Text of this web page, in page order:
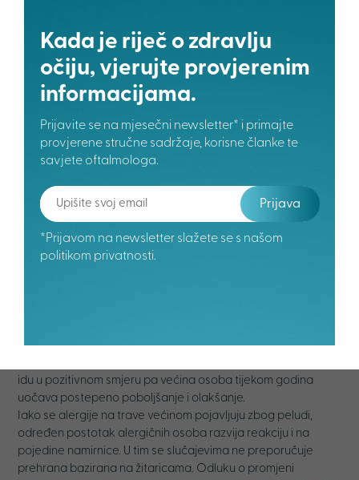
Savjetujemo šetnje nakon kiše jer je tada koncentracija
peludi niska.
Adekvatna terapija antialergijskim lijekovima kao što su
oralni antihistaminici te dekongestivi, riješit će alergijske
manifestacije za nekoliko dana. No to svejedno ne znači da
smijete imati kontakt s alergenima.
U pravilu, period od 10 do 14 dana bit će dovoljan za
prevladavanje svih simptoma. Naravno, pod uvjetom da se
trudite što manje boraviti u područjima u kojima prevladavaju
alergeni. Najgora je početna akutna faza koja se javlja u
dobra je vijest da se njezinintenzitet i trajanje mijenjaju
idu u pozitivnom smjeru pa većina osoba tijekom godina
uočava postepeno poboljšanje i olakšanje.
Iako se alergije na trave većinom pojavljuju zbog peludi,
određen postotak alergičnih osoba razvija reakciju i na
pojedine namirnice. U tim se slučajevima ne preporučuje
prehrana bazirana na žitaricama. Odluku o promjeni
Kada je riječ o zdravlju
očiju, vjerujte provjerenim
informacijama.
Prijavite se na mjesečni newsletter* i primajte
provjerene stručne sadržaje, korisne članke te
savjete oftalmologa.
Prijava
*Prijavom na newsletter slažete se s našom
politikom privatnosti.